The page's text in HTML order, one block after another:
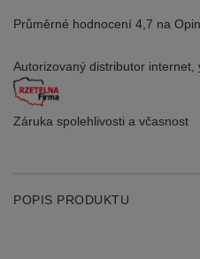
Průměrné hodnocení 4,7 na
Autorizovaný distributor internet,
Záruka spolehlivosti a včasnost
POPIS PRODUKTU